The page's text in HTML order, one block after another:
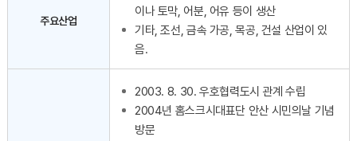
주요산업
이나 토막, 어분, 어유 등이 생산
기타, 조선, 금속 가공, 목공, 건설 산업이 있
음.
2003. 8. 30. 우호협력도시 관계 수립
2004년 홈스크시대표단 안산 시민의날 기념
방문